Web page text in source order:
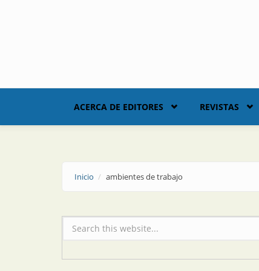
ACERCA DE EDITORES REVISTAS
Inicio ambientes de trabajo
Formulario de búsqueda